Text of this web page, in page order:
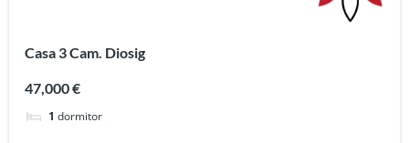
Casa 3 Cam. Diosig
47,000 €
1 dormitor